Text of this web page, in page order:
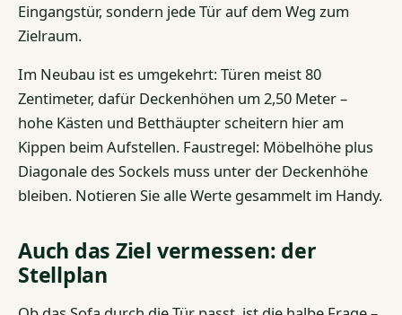
Eingangstür, sondern jede Tür auf dem Weg zum
Zielraum.
Im Neubau ist es umgekehrt: Türen meist 80
Zentimeter, dafür Deckenhöhen um 2,50 Meter –
hohe Kästen und Betthäupter scheitern hier am
Kippen beim Aufstellen. Faustregel: Möbelhöhe plus
Diagonale des Sockels muss unter der Deckenhöhe
bleiben. Notieren Sie alle Werte gesammelt im Handy.
Auch das Ziel vermessen: der
Stellplan